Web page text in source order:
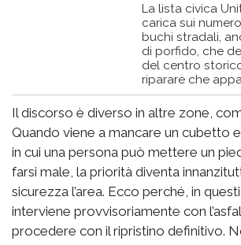
La lista civica
carica sui
buchi stradali,
di porfido, che
del centro
riparare che
Il discorso è diverso in altre zone,
Quando viene a mancare un cubetto
in cui una persona può mettere un
farsi male, la priorità diventa
sicurezza l’area. Ecco perché, in
interviene provvisoriamente con
procedere con il ripristino definitivo.